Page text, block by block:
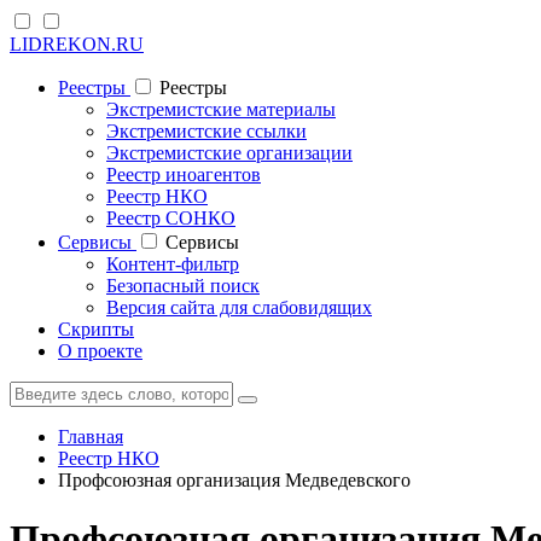
LIDREKON.RU
Реестры
Реестры
Экстремистские материалы
Экстремистские ссылки
Экстремистские организации
Реестр иноагентов
Реестр НКО
Реестр СОНКО
Cервисы
Cервисы
Контент-фильтр
Безопасный поиск
Версия сайта для слабовидящих
Скрипты
О проекте
Главная
Реестр НКО
Профсоюзная организация Медведевского